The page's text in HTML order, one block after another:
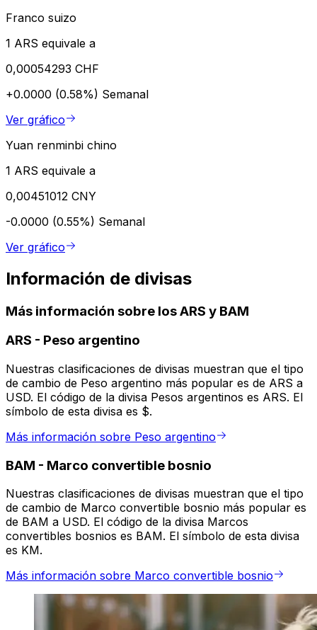
Franco suizo
1 ARS equivale a
0,00054293 CHF
+0.0000 (0.58%) Semanal
Ver gráfico
Yuan renminbi chino
1 ARS equivale a
0,00451012 CNY
-0.0000 (0.55%) Semanal
Ver gráfico
Información de divisas
Más información sobre los ARS y BAM
ARS - Peso argentino
Nuestras clasificaciones de divisas muestran que el tipo
de cambio de Peso argentino más popular es de ARS a
USD. El código de la divisa Pesos argentinos es ARS. El
símbolo de esta divisa es $.
Más información sobre Peso argentino
BAM - Marco convertible bosnio
Nuestras clasificaciones de divisas muestran que el tipo
de cambio de Marco convertible bosnio más popular es
de BAM a USD. El código de la divisa Marcos
convertibles bosnios es BAM. El símbolo de esta divisa
es KM.
Más información sobre Marco convertible bosnio